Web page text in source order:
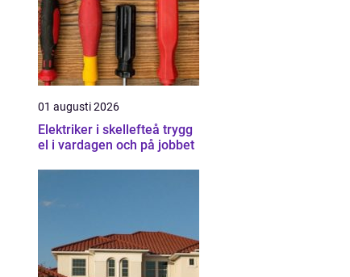
01 augusti 2026
Elektriker i skellefteå trygg
el i vardagen och på jobbet